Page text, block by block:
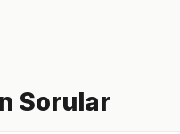
Sorular